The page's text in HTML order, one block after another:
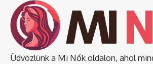
Üdvözlünk a Mi Nők oldalon, ahol